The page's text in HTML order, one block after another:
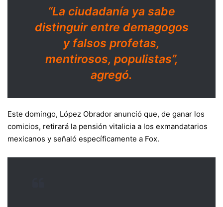
“La ciudadanía ya sabe
distinguir entre demagogos
y falsos profetas,
mentirosos, populistas”,
agregó.
Este domingo, López Obrador anunció que, de ganar los
comicios, retirará la pensión vitalicia a los exmandatarios
mexicanos y señaló específicamente a Fox.